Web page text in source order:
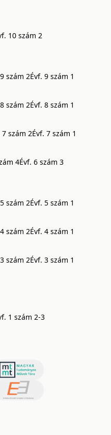
10 szám 2
szám 2Évf. 9 szám 1
szám 2Évf. 8 szám 1
7 szám 2Évf. 7 szám 1
4Évf. 6 szám 3
szám 2Évf. 5 szám 1
szám 2Évf. 4 szám 1
szám 2Évf. 3 szám 1
1 szám 2-3